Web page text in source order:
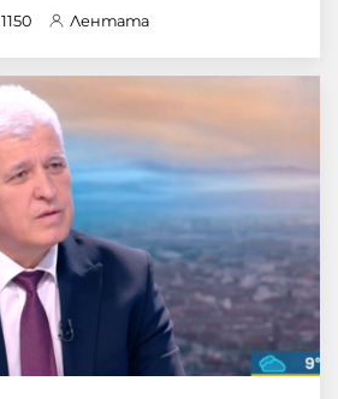
1150 Лентата